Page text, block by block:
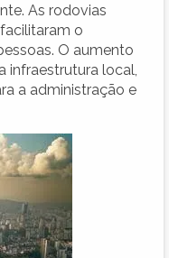
As rodovias
o
O aumento
infraestrutura local,
a administração e